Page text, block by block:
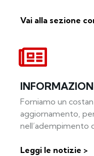
Vai alla sezione
Forniamo un
aggiornamento,
nell’adempimento
Leggi le notizie >